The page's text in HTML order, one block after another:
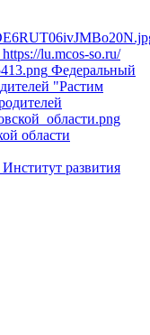
https://lu.mcos-so.ru/
Федеральный
"Растим
области
Институт развития